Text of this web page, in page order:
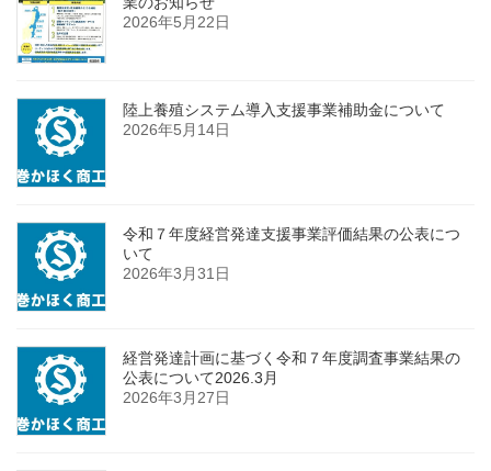
2026年5月22日
陸上養殖システム導入支援事業補助金について
2026年5月14日
令和７年度経営発達支援事業評価結果の公表につ
いて
2026年3月31日
経営発達計画に基づく令和７年度調査事業結果の
公表について2026.3月
2026年3月27日